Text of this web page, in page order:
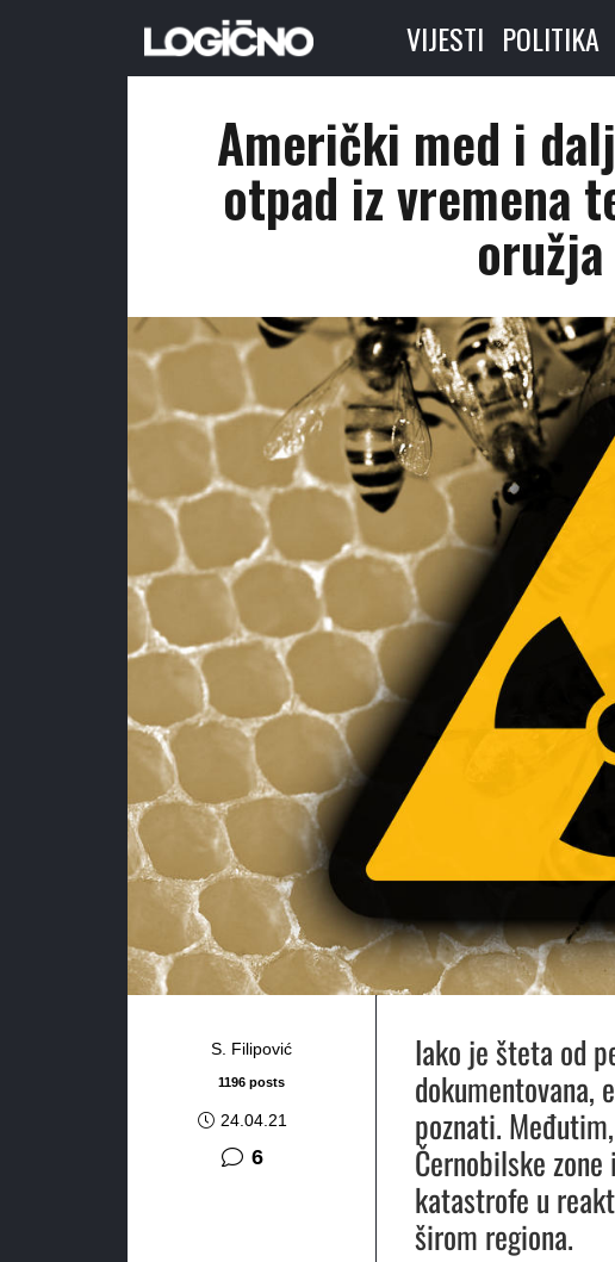
VIJESTI POLITIKA
Američki med i
otpad iz vremena
S. Filipović
1196 posts
24.04.21
6komentara
Iako je šteta od
dokumentovana,
poznati.
Černobilske
katastrofe u
širom regiona.